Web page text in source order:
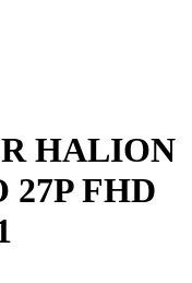
HALION
27P FHD